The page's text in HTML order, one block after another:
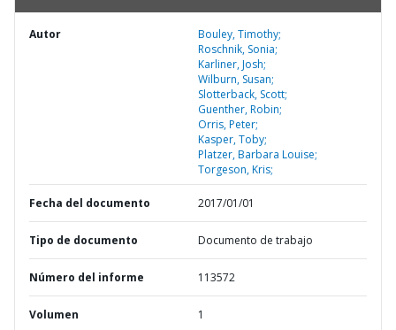
Autor
Bouley, Timothy;
Roschnik, Sonia;
Karliner, Josh;
Wilburn, Susan;
Slotterback, Scott;
Guenther, Robin;
Orris, Peter;
Kasper, Toby;
Platzer, Barbara Louise;
Torgeson, Kris;
Fecha del documento 2017/01/01
Tipo de documento Documento de trabajo
Número del informe 113572
Volumen 1